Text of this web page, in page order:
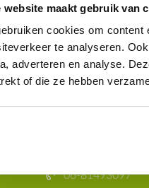
website maakt gebruik van
cookies om
te analyseren.
adverteren en analyse.
of die ze hebben
06-81493097